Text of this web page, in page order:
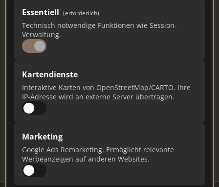
Essentiell (erforderlich)
Technisch notwendige Funktionen wie Session-
Verwaltung.
Kartendienste
Interaktive Karten von OpenStreetMap/CARTO. Ihre
IP-Adresse wird an externe Server übertragen.
Marketing
Google Ads Remarketing. Ermöglicht relevante
Werbeanzeigen auf anderen Websites.
baulandgesellschaft.de
84
Ist das Ihr Unternehmen?
Verifizieren Sie Ihr Profil, bearbeiten Sie Ihre
Updates.
Profil beanspruchen